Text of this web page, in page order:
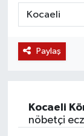
Paylaş
Kocaeli
nöbetçi
YAŞAM
KIRKAĞAÇ
KULA
SARIGÖL
EĞİTİM
SPOR